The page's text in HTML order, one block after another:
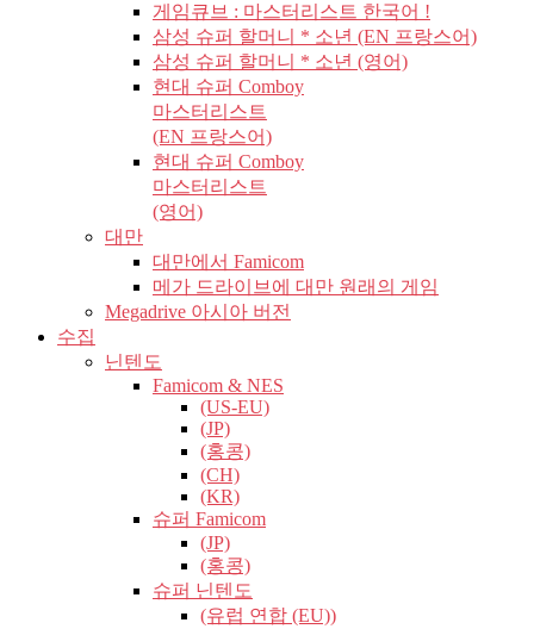
게임큐브 : 마스터리스트 한국어 !
삼성 슈퍼 할머니 * 소년 (EN 프랑스어)
삼성 슈퍼 할머니 * 소년 (영어)
현대 슈퍼 Comboy
마스터리스트
(EN 프랑스어)
현대 슈퍼 Comboy
마스터리스트
(영어)
대만
대만에서 Famicom
메가 드라이브에 대만 원래의 게임
Megadrive 아시아 버전
수집
닌텐도
Famicom & NES
(US-EU)
(JP)
(홍콩)
(CH)
(KR)
슈퍼 Famicom
(JP)
(홍콩)
슈퍼 닌텐도
(유럽​​ 연합 (EU))